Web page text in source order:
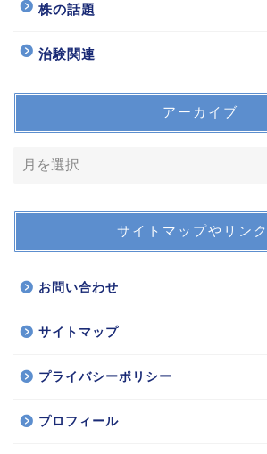
株の話題
治験関連
アーカイブ
サイトマップやリン
お問い合わせ
サイトマップ
プライバシーポリシー
プロフィール